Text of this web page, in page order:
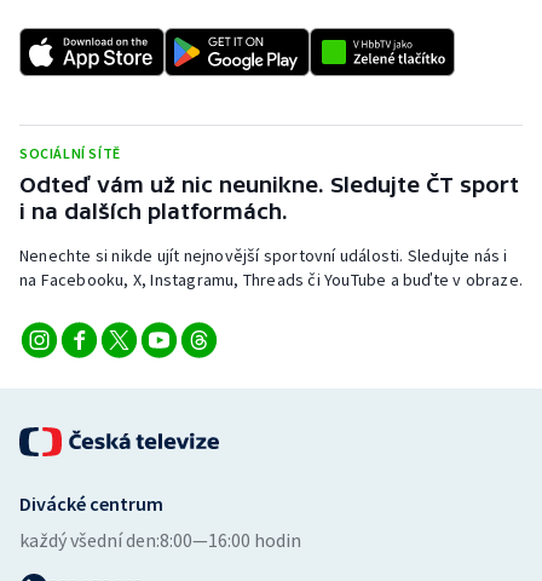
Short track
Stolní tenis
Triatlon
Veslování
Vodní slalom
Volejbal
Ostatní
SOCIÁLNÍ SÍTĚ
Odteď vám už nic neunikne. Sledujte ČT sport
i na dalších platformách.
Nenechte si nikde ujít nejnovější sportovní události. Sledujte nás i
na Facebooku, X, Instagramu, Threads či YouTube a buďte v obraze.
Divácké centrum
každý všední den:8:00—16:00 hodin